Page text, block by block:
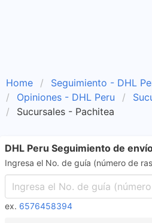
Home
Seguimiento - DHL
Opiniones - DHL Peru
Sucursales - Pachitea
DHL Peru Seguimiento de
Ingresa el No. de guía (número de
ex. 6576458394